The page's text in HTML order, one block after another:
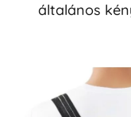
általános